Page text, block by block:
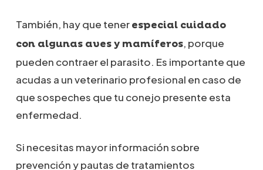
También, hay que tenerespecial cuidado
con algunas aves y mamíferos, porque
pueden contraer el parasito. Es importante que
acudas a un veterinario profesional en caso de
que sospeches que tu conejo presente esta
enfermedad.
Si necesitas mayor información sobre
prevención y pautas de tratamientos